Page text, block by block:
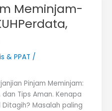
Meminjam-
& PPAT /
Pinjam Meminjam:
Tips Aman. Kenapa
Masalah paling